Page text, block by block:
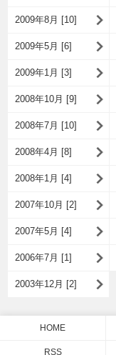
2009年8月 [10]
2009年5月 [6]
2009年1月 [3]
2008年10月 [9]
2008年7月 [10]
2008年4月 [8]
2008年1月 [4]
2007年10月 [2]
2007年5月 [4]
2006年7月 [1]
2003年12月 [2]
HOME
RSS